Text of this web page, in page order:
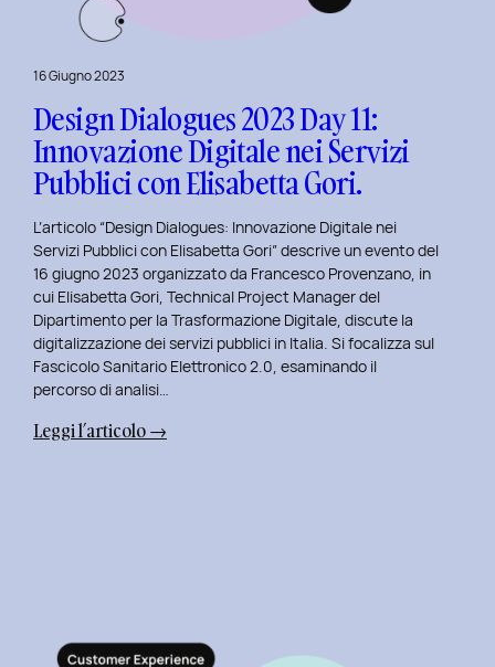
16 Giugno 2023
Design Dialogues 2023 Day 11:
Innovazione Digitale nei Servizi
Pubblici con Elisabetta Gori.
L’articolo “Design Dialogues: Innovazione Digitale nei
Servizi Pubblici con Elisabetta Gori” descrive un evento del
16 giugno 2023 organizzato da Francesco Provenzano, in
cui Elisabetta Gori, Technical Project Manager del
Dipartimento per la Trasformazione Digitale, discute la
digitalizzazione dei servizi pubblici in Italia. Si focalizza sul
Fascicolo Sanitario Elettronico 2.0, esaminando il
percorso di analisi…
Leggi l’articolo →
nei